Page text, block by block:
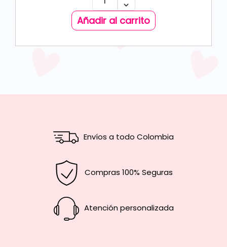
Añadir al carrito
Envíos a todo Colombia
Compras 100% Seguras
Atención personalizada